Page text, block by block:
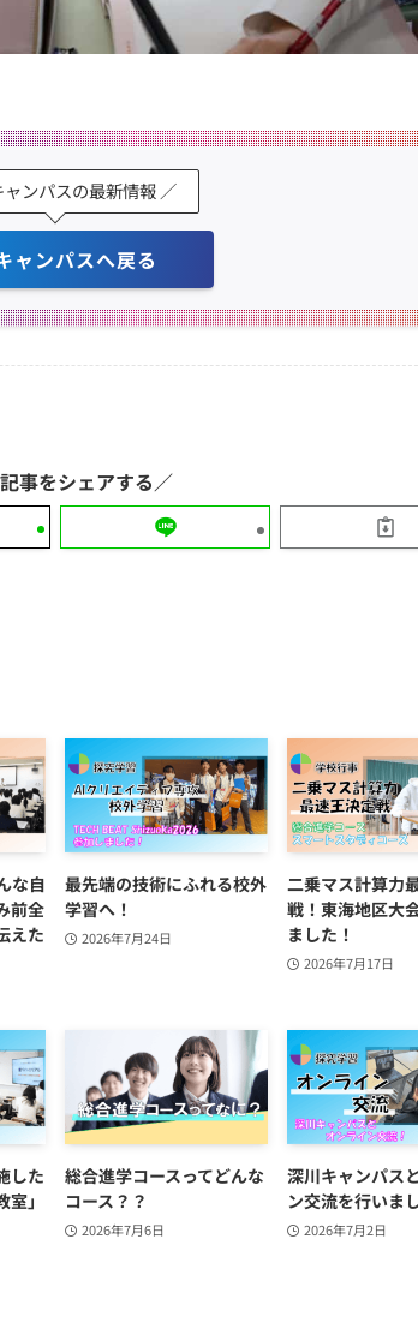
ンパスの最新情報 ／
ャンパスへ戻る
な自
前全
えた
最先端の技術にふれる校外
学習へ！
2026年7月24日
二乗マス計算力
戦！東海地区大
ました！
2026年7月17日
した
」
総合進学コースってどんな
コース？？
2026年7月6日
深川キャンパス
ン交流を行いま
2026年7月2日